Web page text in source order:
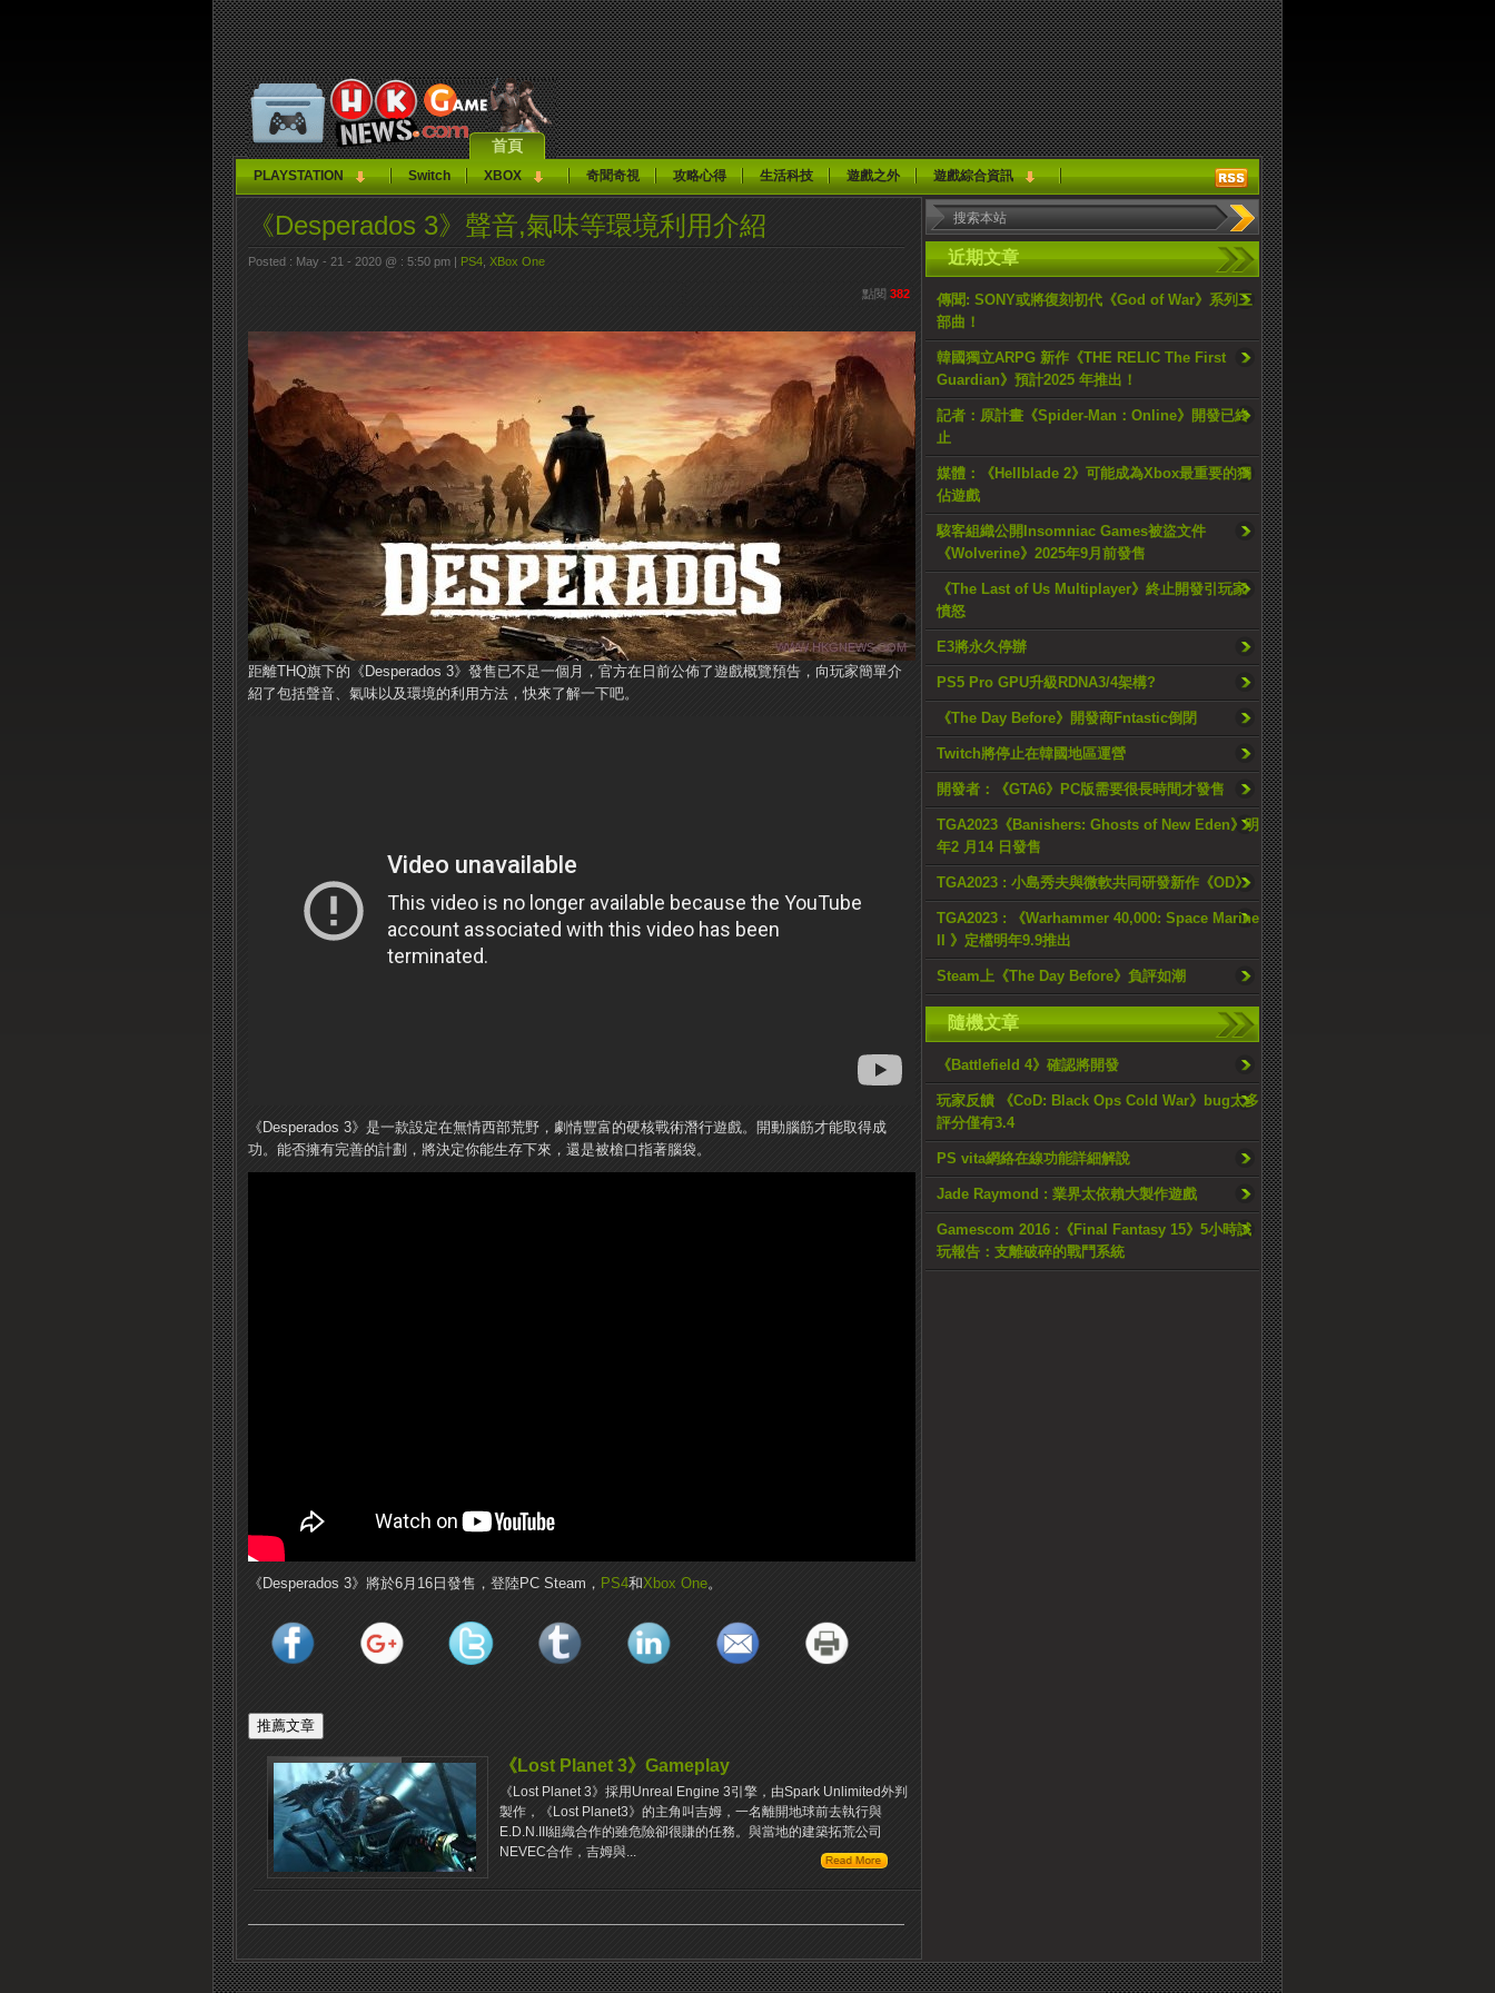
首頁
PLAYSTATION Switch XBOX 奇聞奇視 攻略心得 生活科技 遊戲之外 遊戲綜合資訊
近期文章
傳聞: SONY或將復刻初代《God of War》系列三
部曲！
韓國獨立ARPG 新作《THE RELIC The First
Guardian》預計2025 年推出！
記者：原計畫《Spider-Man：Online》開發已終
止
媒體：《Hellblade 2》可能成為Xbox最重要的獨
佔遊戲
駭客組織公開Insomniac Games被盜文件
《Wolverine》2025年9月前發售
《The Last of Us Multiplayer》終止開發引玩家
憤怒
E3將永久停辦
PS5 Pro GPU升級RDNA3/4架構?
《The Day Before》開發商Fntastic倒閉
Twitch將停止在韓國地區運營
開發者：《GTA6》PC版需要很長時間才發售
TGA2023《Banishers: Ghosts of New Eden》明
年2 月14 日發售
TGA2023 : 小島秀夫與微軟共同研發新作《OD》
TGA2023 : 《Warhammer 40,000: Space Marine
II 》定檔明年9.9推出
Steam上《The Day Before》負評如潮
隨機文章
《Battlefield 4》確認將開發
玩家反饋 《CoD: Black Ops Cold War》bug太多
評分僅有3.4
PS vita網絡在線功能詳細解說
Jade Raymond : 業界太依賴大製作遊戲
Gamescom 2016 :《Final Fantasy 15》5小時試
玩報告：支離破碎的戰鬥系統
《Desperados 3》聲音,氣味等環境利用介紹
Posted : May - 21 - 2020 @ : 5:50 pm | PS4 XBox One
點閱 382
距離THQ旗下的《Desperados 3》發售已不足一個月，官方在日前公佈了遊戲概覽預告，向玩家簡單介
紹了包括聲音、氣味以及環境的利用方法，快來了解一下吧。
《Desperados 3》是一款設定在無情西部荒野，劇情豐富的硬核戰術潛行遊戲。開動腦筋才能取得成
功。能否擁有完善的計劃，將決定你能生存下來，還是被槍口指著腦袋。
《Desperados 3》將於6月16日發售，登陸PC Steam， PS4和Xbox One。
《Lost Planet 3》Gameplay
《Lost Planet 3》採用Unreal Engine 3引擎，由Spark Unlimited外判
製作，《Lost Planet3》的主角叫吉姆，一名離開地球前去執行與
E.D.N.III組織合作的雖危險卻很賺的任務。與當地的建築拓荒公司
NEVEC合作，吉姆與...